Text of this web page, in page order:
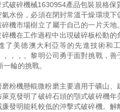
破碎機械1630954產品包裝規格
氣水份，必須在閉封常溫干燥環境
碎機市場樹立了屬于自己的一片天
機在工作過程中出現破碎板松動
了美德澳大利亞等的先進技術和
，，。黎明公司勇于面對挑戰，
輪的挑戰。
粉機懸輥微粉磨主要適用于礦山
克發明了破碎石頭的顎式破碎機
發明能耗較低的沖擊式破碎機。